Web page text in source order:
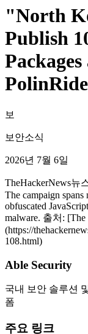
"North
Publish
보
보안소식
2026년 7월 6일
TheHackerNews뉴
The campaign
obfuscated
malware. 출처:
(https://
108.html)
Able Security
국내 보안 솔루션
폼
주요 링크